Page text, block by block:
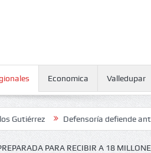
Economica Valledupar
Defensoría defiende ante el
PARA RECIBIR A 18